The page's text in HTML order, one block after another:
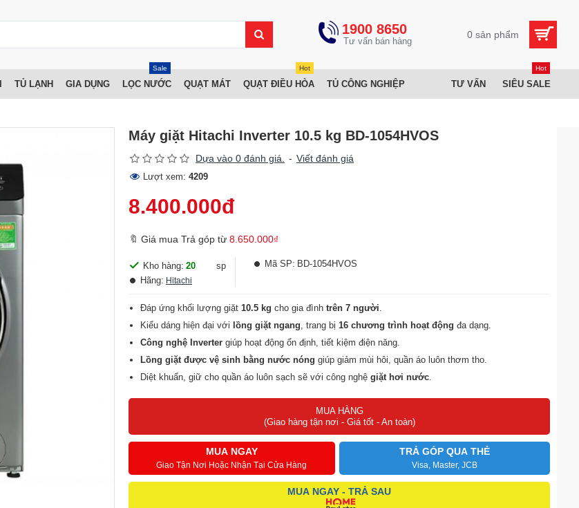
1900 8650 0 sản phẩm
TỦ LẠNH GIA DỤNG LỌC NƯỚC
Sale
QUẠT MÁT QUẠT ĐIỀU HÒA
Hot
TỦ CÔNG NGHIỆP TƯ VẤN SIÊU SALE
Hot
Máy giặt Hitachi Inverter 10.5 kg BD-1054HVOS
Dựa vào 0 đánh giá. - Viết đánh giá
Lượt xem: 4209
8.400.000đ
🔖 Giá mua Trả góp từ 8.650.000₫
Kho hàng: 20
sp
Hãng: Hitachi
Mã SP: BD-1054HVOS
Đáp ứng khối lượng giặt 10.5 kg cho gia đình trên 7 người.
Kiểu dáng hiện đại với lồng giặt ngang, trang bị 16 chương trình hoạt động đa dạng.
Công nghệ Inverter giúp hoạt động ổn định, tiết kiệm điện năng.
Lồng giặt được vệ sinh bằng nước nóng giúp giảm mùi hôi, quần áo luôn thơm tho.
Diệt khuẩn, giữ cho quần áo luôn sạch sẽ với công nghệ giặt hơi nước.
MUA HÀNG
(Giao hàng tận nơi - Giá tốt - An toàn)
MUA NGAY
Giao Tận Nơi Hoặc Nhận Tại Cửa Hàng
TRẢ GÓP QUA THẺ
Visa, Master, JCB
MUA NGAY - TRẢ SAU